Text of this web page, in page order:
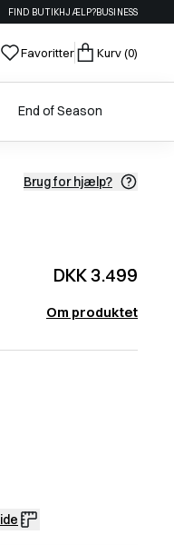
FIND BUTIKHJÆLP?BUSINESS
Favoritter Kurv(0)
End of Season
Brug for hjælp?
DKK 3.499
Om produktet